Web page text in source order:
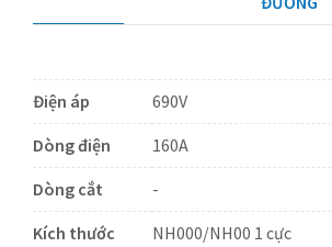
Điện áp
690V
Dòng điện
160A
Dòng cắt
-
Kích thước
NH000/NH00 1 cực